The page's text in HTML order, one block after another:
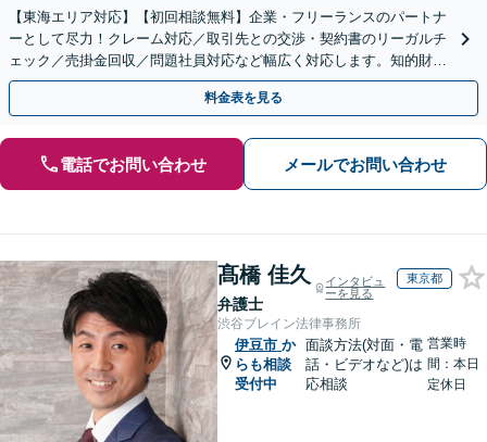
【東海エリア対応】【初回相談無料】企業・フリーランスのパートナ
ーとして尽力！クレーム対応／取引先との交渉・契約書のリーガルチ
ェック／売掛金回収／問題社員対応など幅広く対応します。知的財産
権の相談もお任せ！【顧問契約も受付中】【完全個室】
料金表を見る
電話でお問い合わせ メールでお問い合わせ
髙橋 佳久
弁護士
インタビュ
ーを見る
東京都
渋谷ブレイン法律事務所
伊豆市 か
らも相談
受付中
面談方法(対面・電
話・ビデオなど)は
応相談
営業時
間：本日
定休日